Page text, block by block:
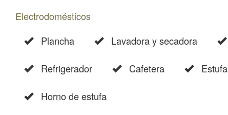
Electrodomésticos
Plancha
Lavadora y secadora
Refrigerador Cafetera Estufa
Horno de estufa